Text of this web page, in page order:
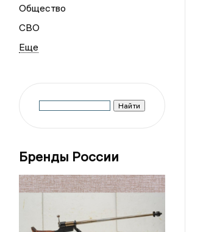
Общество
СВО
Бренды России